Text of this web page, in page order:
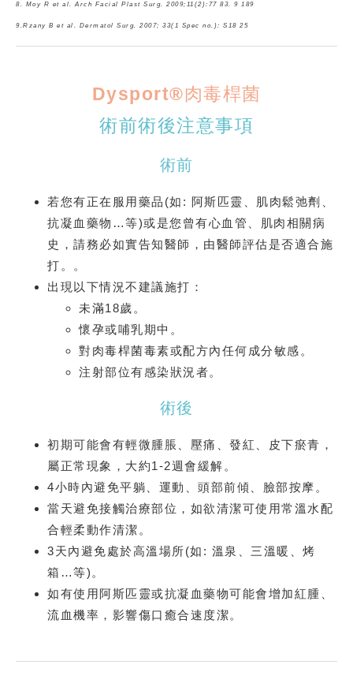
8. Moy R et al. Arch Facial Plast Surg. 2009;11(2):77 83. 9 189
9.Rzany B et al. Dermatol Surg. 2007; 33(1 Spec no.): S18 25
Dysport®肉毒桿菌
術前術後注意事項
術前
若您有正在服用藥品(如: 阿斯匹靈、肌肉鬆弛劑、
抗凝血藥物…等)或是您曾有心血管、肌肉相關病
史，請務必如實告知醫師，由醫師評估是否適合施
打。。
出現以下情況不建議施打：
未滿18歲。
懷孕或哺乳期中。
對肉毒桿菌毒素或配方內任何成分敏感。
注射部位有感染狀況者。
術後
初期可能會有輕微腫脹、壓痛、發紅、皮下瘀青，
屬正常現象，大約1-2週會緩解。
4小時內避免平躺、運動、頭部前傾、臉部按摩。
當天避免接觸治療部位，如欲清潔可使用常溫水配
合輕柔動作清潔。
3天內避免處於高溫場所(如: 溫泉、三溫暖、烤
箱…等)。
如有使用阿斯匹靈或抗凝血藥物可能會增加紅腫、
流血機率，影響傷口癒合速度潔。